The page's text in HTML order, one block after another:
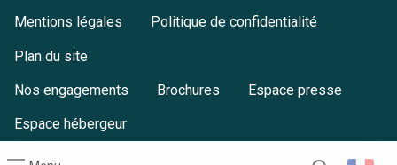
Mentions légales Politique de confidentialité
Plan du site
Nos engagements Brochures Espace presse
Espace hébergeur